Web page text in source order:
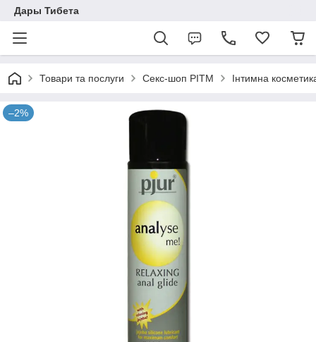
Дары Тибета
Товари та послуги Секс-шоп РІТМ Інтимна
–2%